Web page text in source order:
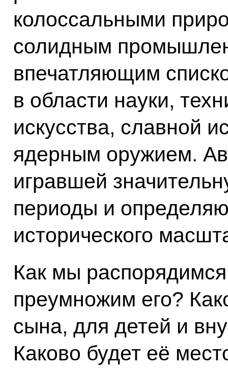
колоссальными
солидным
впечатляющим
в области науки,
искусства, славной
ядерным оружием.
игравшей
периоды и
исторического
Как мы
преумножим его?
сына, для детей и
Каково будет её